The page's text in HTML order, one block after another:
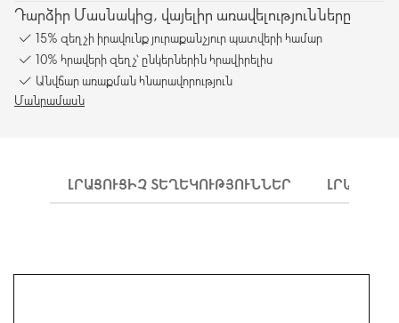
Դարձիր Մասնակից, վայելիր առավելությունները
15% զեղչի իրավունք յուրաքանչյուր պատվերի համար
10% հրավերի զեղչ՝ ընկերներին հրավիրելիս
Անվճար առաքման հնարավորություն
Մանրամասն
ԼՐԱՑՈՒՑԻՉ ՏԵՂԵԿՈՒԹՅՈՒՆՆԵՐ